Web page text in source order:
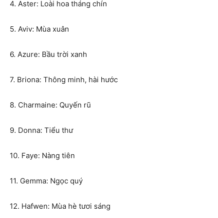
4. Aster: Loài hoa tháng chín
5. Aviv: Mùa xuân
6. Azure: Bầu trời xanh
7. Briona: Thông minh, hài hước
8. Charmaine: Quyến rũ
9. Donna: Tiểu thư
10. Faye: Nàng tiên
11. Gemma: Ngọc quý
12. Hafwen: Mùa hè tươi sáng